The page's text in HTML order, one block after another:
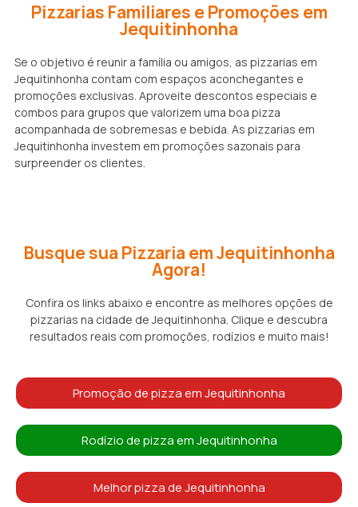
Pizzarias Familiares e Promoções em
Jequitinhonha
Se o objetivo é reunir a família ou amigos, as pizzarias em
Jequitinhonha contam com espaços aconchegantes e
promoções exclusivas. Aproveite descontos especiais e
combos para grupos que valorizem uma boa pizza
acompanhada de sobremesas e bebida. As pizzarias em
Jequitinhonha investem em promoções sazonais para
surpreender os clientes.
Busque sua Pizzaria em Jequitinhonha
Agora!
Confira os links abaixo e encontre as melhores opções de
pizzarias na cidade de Jequitinhonha. Clique e descubra
resultados reais com promoções, rodízios e muito mais!
Promoção de pizza em Jequitinhonha
Rodízio de pizza em Jequitinhonha
Melhor pizza de Jequitinhonha